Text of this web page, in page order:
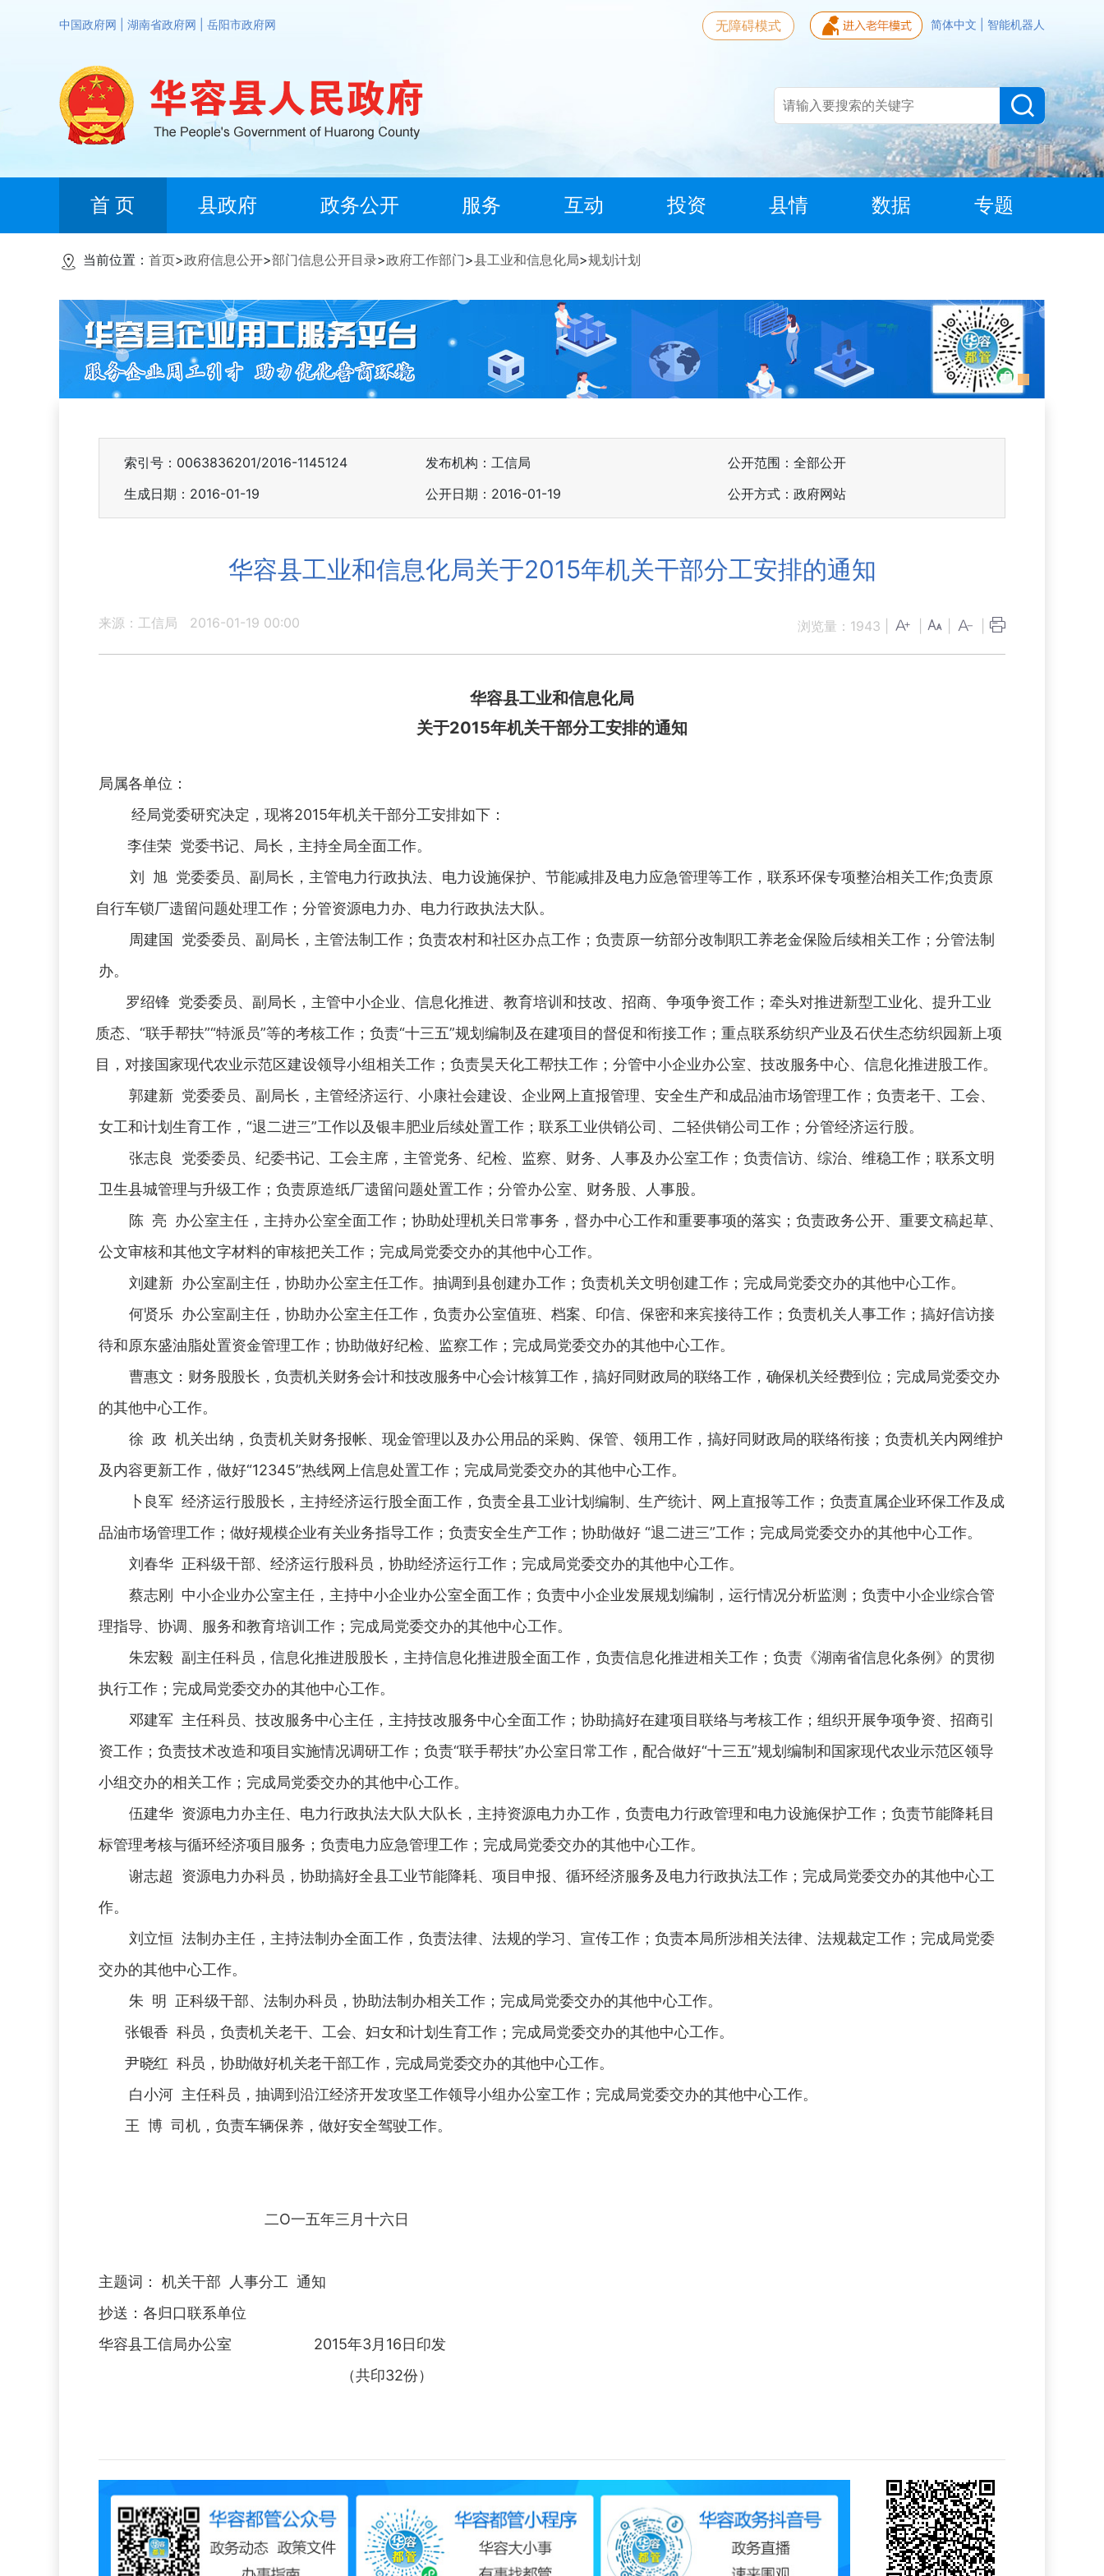
中国政府网 湖南省政府网 岳阳市政府网 简体中文 智能机器人
无障碍模式
首 页 县政府 政务公开 服务 互动 投资 县情 数据 专题
当前位置： 首页>政府信息公开>部门信息公开目录>政府工作部门>县工业和信息化局>规划计划
索引号：0063836201/2016-1145124 发布机构：工信局
公开范围：全部公开
生成日期：2016-01-19
公开日期：2016-01-19 公开方式：政府网站
华容县工业和信息化局关于2015年机关干部分工安排的通知
来源：工信局 2016-01-19 00:00 浏览量： 1943
华容县工业和信息化局
关于2015年机关干部分工安排的通知
局属各单位：
经局党委研究决定，现将2015年机关干部分工安排如下：
李佳荣 党委书记、局长，主持全局全面工作。
刘 旭 党委委员、副局长，主管电力行政执法、电力设施保护、节能减排及电力应急管理等工作，联系环保专项整治相关工作;负责原
自行车锁厂遗留问题处理工作；分管资源电力办、电力行政执法大队。
周建国 党委委员、副局长，主管法制工作；负责农村和社区办点工作；负责原一纺部分改制职工养老金保险后续相关工作；分管法制
办。
罗绍锋 党委委员、副局长，主管中小企业、信息化推进、教育培训和技改、招商、争项争资工作；牵头对推进新型工业化、提升工业
质态、“联手帮扶”“特派员”等的考核工作；负责“十三五”规划编制及在建项目的督促和衔接工作；重点联系纺织产业及石伏生态纺织园新上项
目，对接国家现代农业示范区建设领导小组相关工作；负责昊天化工帮扶工作；分管中小企业办公室、技改服务中心、信息化推进股工作。
郭建新 党委委员、副局长，主管经济运行、小康社会建设、企业网上直报管理、安全生产和成品油市场管理工作；负责老干、工会、
女工和计划生育工作，“退二进三”工作以及银丰肥业后续处置工作；联系工业供销公司、二轻供销公司工作；分管经济运行股。
张志良 党委委员、纪委书记、工会主席，主管党务、纪检、监察、财务、人事及办公室工作；负责信访、综治、维稳工作；联系文明
卫生县城管理与升级工作；负责原造纸厂遗留问题处置工作；分管办公室、财务股、人事股。
陈 亮 办公室主任，主持办公室全面工作；协助处理机关日常事务，督办中心工作和重要事项的落实；负责政务公开、重要文稿起草、
公文审核和其他文字材料的审核把关工作；完成局党委交办的其他中心工作。
刘建新 办公室副主任，协助办公室主任工作。抽调到县创建办工作；负责机关文明创建工作；完成局党委交办的其他中心工作。
何贤乐 办公室副主任，协助办公室主任工作，负责办公室值班、档案、印信、保密和来宾接待工作；负责机关人事工作；搞好信访接
待和原东盛油脂处置资金管理工作；协助做好纪检、监察工作；完成局党委交办的其他中心工作。
曹惠文： 财务股股长，负责机关财务会计和技改服务中心会计核算工作，搞好同财政局的联络工作，确保机关经费到位 ；完成局党委交办
的其他中心工作。
徐 政 机关出纳，负责机关财务报帐、现金管理以及办公用品的采购、保管、领用工作，搞好同财政局的联络衔接；负责机关内网维护
及内容更新工作，做好“12345”热线网上信息处置工作；完成局党委交办的其他中心工作。
卜良军 经济运行股股长，主持经济运行股全面工作，负责全县工业计划编制、生产统计、 网上直报等工作；负责直属企业环保工作及成
品油市场管理工作；做好规模企业有关业务指导工作；负责安全生产工作；协助做好 “退二进三”工作；完成局党委交办的其他中心工作。
刘春华 正科级干部、经济运行股科员，协助经济运行工作；完成局党委交办的其他中心工作。
蔡志刚 中小企业办公室主任，主持中小企业办公室全面工作；负责中小企业发展规划编制，运行情况分析监测；负责中小企业综合管
理指导、协调、服务和教育培训工作；完成局党委交办的其他中心工作。
朱宏毅 副主任科员，信息化推进股股长，主持信息化推进股全面工作，负责信息化推进相关工作；负责《湖南省信息化条例》的贯彻
执行工作；完成局党委交办的其他中心工作。
邓建军 主任科员、技改服务中心主任，主持技改服务中心全面工作；协助搞好在建项目联络与考核工作；组织开展争项争资、招商引
资工作；负责技术改造和项目实施情况调研工作；负责“联手帮扶”办公室日常工作，配合做好“十三五”规划编制和国家现代农业示范区领导
小组交办的相关工作；完成局党委交办的其他中心工作。
伍建华 资源电力办主任、电力行政执法大队大队长，主持资源电力办工作，负责电力行政管理和电力设施保护工作；负责节能降耗目
标管理考核与循环经济项目服务；负责电力应急管理工作；完成局党委交办的其他中心工作。
谢志超 资源电力办科员，协助搞好全县工业节能降耗、项目申报、循环经济服务及电力行政执法工作；完成局党委交办的其他中心工
作。
刘立恒 法制办主任，主持法制办全面工作，负责法律、法规的学习、宣传工作；负责本局所涉相关法律、法规裁定工作；完成局党委
交办的其他中心工作。
朱 明 正科级干部、法制办科员，协助法制办相关工作；完成局党委交办的其他中心工作。
张银香 科员，负责机关老干、工会、妇女和计划生育工作； 完成局党委交办的其他中心工作。
尹晓红 科员，协助做好机关老干部工作，完成局党委交办的其他中心工作。
白小河 主任科员，抽调到沿江经济开发攻坚工作领导小组办公室工作；完成局党委交办的其他中心工作。
王 博 司机，负责车辆保养，做好安全驾驶工作。
二O一五年三月十六日
主题词： 机关干部 人事分工 通知
抄送：各归口联系单位
华容县工信局办公室 2015年3月16日印发
（共印32份）